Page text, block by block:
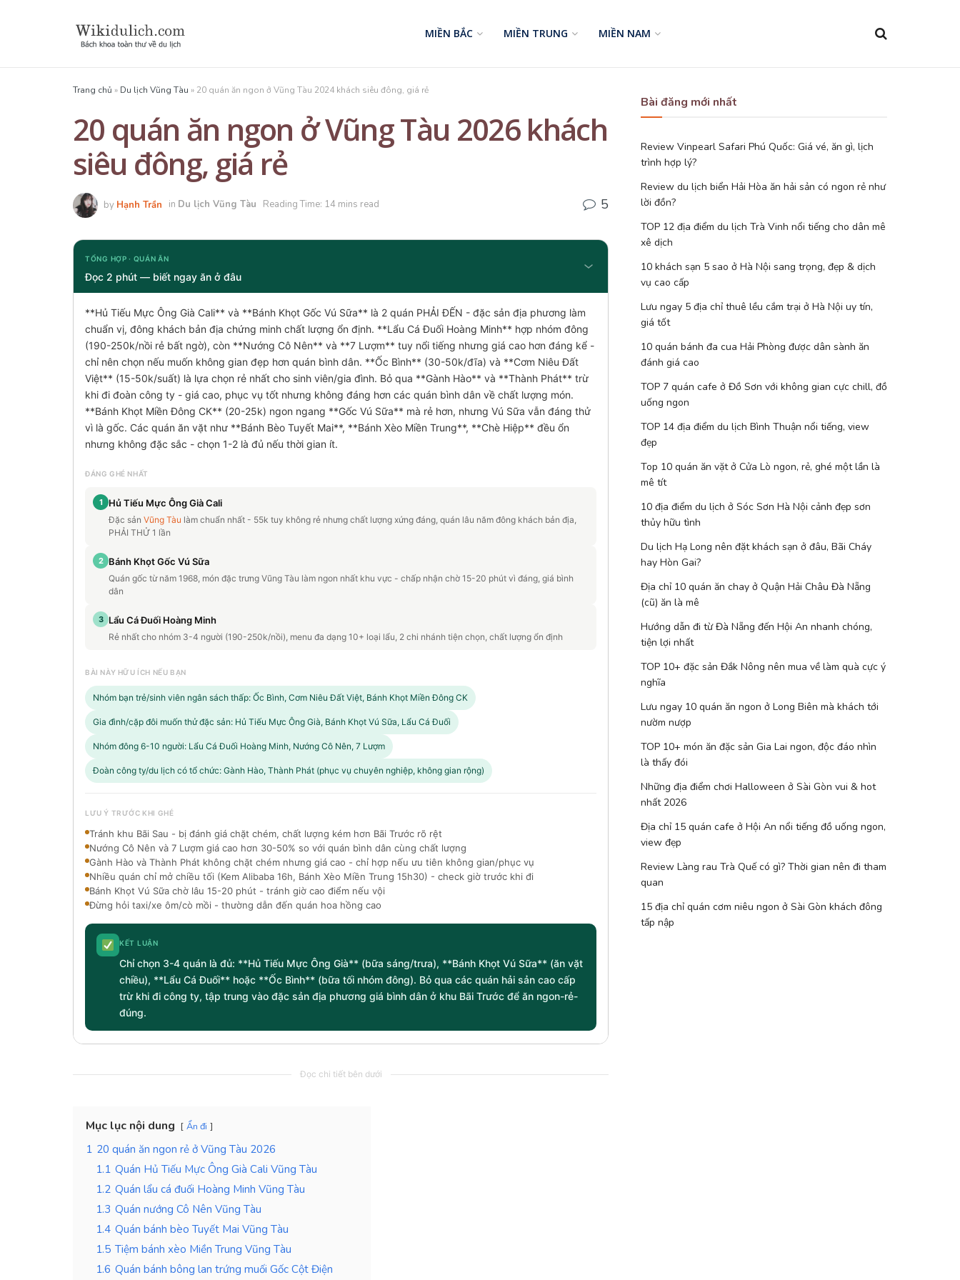
MIỀN BẮC MIỀN TRUNG MIỀN NAM
Trang chủ » Du lịch Vũng Tàu » 20 quán ăn ngon ở Vũng Tàu 2024 khách siêu đông, giá rẻ
20 quán ăn ngon ở Vũng Tàu 2026 khách
siêu đông, giá rẻ
by Hạnh Trần in Du lịch Vũng Tàu Reading Time: 14 mins read 5
TỔNG HỢP · QUÁN ĂN
Đọc 2 phút — biết ngay ăn ở đâu
**Hủ Tiếu Mực Ông Già Cali** và **Bánh Khọt Gốc Vú Sữa** là 2 quán PHẢI ĐẾN - đặc sản địa phương làm
chuẩn vị, đông khách bản địa chứng minh chất lượng ổn định. **Lẩu Cá Đuối Hoàng Minh** hợp nhóm đông
(190-250k/nồi rẻ bất ngờ), còn **Nướng Cô Nên** và **7 Lượm** tuy nổi tiếng nhưng giá cao hơn đáng kể -
chỉ nên chọn nếu muốn không gian đẹp hơn quán bình dân. **Ốc Bình** (30-50k/đĩa) và **Cơm Niêu Đất
Việt** (15-50k/suất) là lựa chọn rẻ nhất cho sinh viên/gia đình. Bỏ qua **Gành Hào** và **Thành Phát** trừ
khi đi đoàn công ty - giá cao, phục vụ tốt nhưng không đáng hơn các quán bình dân về chất lượng món.
**Bánh Khọt Miền Đông CK** (20-25k) ngon ngang **Gốc Vú Sữa** mà rẻ hơn, nhưng Vú Sữa vẫn đáng thử
vì là gốc. Các quán ăn vặt như **Bánh Bèo Tuyết Mai**, **Bánh Xèo Miền Trung**, **Chè Hiệp** đều ổn
nhưng không đặc sắc - chọn 1-2 là đủ nếu thời gian ít.
ĐÁNG GHÉ NHẤT
1 Hủ Tiếu Mực Ông Già Cali
Đặc sản Vũng Tàu làm chuẩn nhất - 55k tuy không rẻ nhưng chất lượng xứng đáng, quán lâu năm đông khách bản địa,
PHẢI THỬ 1 lần
2 Bánh Khọt Gốc Vú Sữa
Quán gốc từ năm 1968, món đặc trưng Vũng Tàu làm ngon nhất khu vực - chấp nhận chờ 15-20 phút vì đáng, giá bình
dân
3 Lẩu Cá Đuối Hoàng Minh
Rẻ nhất cho nhóm 3-4 người (190-250k/nồi), menu đa dạng 10+ loại lẩu, 2 chi nhánh tiện chọn, chất lượng ổn định
BÀI NÀY HỮU ÍCH NẾU BẠN
Nhóm bạn trẻ/sinh viên ngân sách thấp: Ốc Bình, Cơm Niêu Đất Việt, Bánh Khọt Miền Đông CK
Gia đình/cặp đôi muốn thử đặc sản: Hủ Tiếu Mực Ông Già, Bánh Khọt Vú Sữa, Lẩu Cá Đuối
Nhóm đông 6-10 người: Lẩu Cá Đuối Hoàng Minh, Nướng Cô Nên, 7 Lượm
Đoàn công ty/du lịch có tổ chức: Gành Hào, Thành Phát (phục vụ chuyên nghiệp, không gian rộng)
LƯU Ý TRƯỚC KHI GHÉ
Tránh khu Bãi Sau - bị đánh giá chặt chém, chất lượng kém hơn Bãi Trước rõ rệt
Nướng Cô Nên và 7 Lượm giá cao hơn 30-50% so với quán bình dân cùng chất lượng
Gành Hào và Thành Phát không chặt chém nhưng giá cao - chỉ hợp nếu ưu tiên không gian/phục vụ
Nhiều quán chỉ mở chiều tối (Kem Alibaba 16h, Bánh Xèo Miền Trung 15h30) - check giờ trước khi đi
Bánh Khọt Vú Sữa chờ lâu 15-20 phút - tránh giờ cao điểm nếu vội
Đừng hỏi taxi/xe ôm/cò mồi - thường dẫn đến quán hoa hồng cao
KẾT LUẬN
Chỉ chọn 3-4 quán là đủ: **Hủ Tiếu Mực Ông Già** (bữa sáng/trưa), **Bánh Khọt Vú Sữa** (ăn vặt
chiều), **Lẩu Cá Đuối** hoặc **Ốc Bình** (bữa tối nhóm đông). Bỏ qua các quán hải sản cao cấp
trừ khi đi công ty, tập trung vào đặc sản địa phương giá bình dân ở khu Bãi Trước để ăn ngon-rẻ-
đúng.
Đọc chi tiết bên dưới
Mục lục nội dung Ẩn đi
1 20 quán ăn ngon rẻ ở Vũng Tàu 2026
1.1 Quán Hủ Tiếu Mực Ông Già Cali Vũng Tàu
1.2 Quán lẩu cá đuối Hoàng Minh Vũng Tàu
1.3 Quán nướng Cô Nên Vũng Tàu
1.4 Quán bánh bèo Tuyết Mai Vũng Tàu
1.5 Tiệm bánh xèo Miền Trung Vũng Tàu
1.6 Quán bánh bông lan trứng muối Gốc Cột Điện
Bài đăng mới nhất
Review Vinpearl Safari Phú Quốc: Giá vé, ăn gì, lịch
trình hợp lý?
Review du lịch biển Hải Hòa ăn hải sản có ngon rẻ như
lời đồn?
TOP 12 địa điểm du lịch Trà Vinh nổi tiếng cho dân mê
xê dịch
10 khách sạn 5 sao ở Hà Nội sang trọng, đẹp & dịch
vụ cao cấp
Lưu ngay 5 địa chỉ thuê lều cắm trại ở Hà Nội uy tín,
giá tốt
10 quán bánh đa cua Hải Phòng được dân sành ăn
đánh giá cao
TOP 7 quán cafe ở Đồ Sơn với không gian cực chill, đồ
uống ngon
TOP 14 địa điểm du lịch Bình Thuận nổi tiếng, view
đẹp
Top 10 quán ăn vặt ở Cửa Lò ngon, rẻ, ghé một lần là
mê tít
10 địa điểm du lịch ở Sóc Sơn Hà Nội cảnh đẹp sơn
thủy hữu tình
Du lịch Hạ Long nên đặt khách sạn ở đâu, Bãi Cháy
hay Hòn Gai?
Địa chỉ 10 quán ăn chay ở Quận Hải Châu Đà Nẵng
(cũ) ăn là mê
Hướng dẫn đi từ Đà Nẵng đến Hội An nhanh chóng,
tiện lợi nhất
TOP 10+ đặc sản Đắk Nông nên mua về làm quà cực ý
nghĩa
Lưu ngay 10 quán ăn ngon ở Long Biên mà khách tới
nườm nượp
TOP 10+ món ăn đặc sản Gia Lai ngon, độc đáo nhìn
là thấy đói
Những địa điểm chơi Halloween ở Sài Gòn vui & hot
nhất 2026
Địa chỉ 15 quán cafe ở Hội An nổi tiếng đồ uống ngon,
view đẹp
Review Làng rau Trà Quế có gì? Thời gian nên đi tham
quan
15 địa chỉ quán cơm niêu ngon ở Sài Gòn khách đông
tấp nập